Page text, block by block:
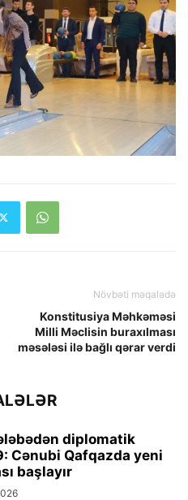
Növbəti məqalədə
Konstitusiya Məhkəməsi
Milli Məclisin buraxılması
məsələsi ilə bağlı qərar verdi
diplomatik
Cənubi Qafqazda yeni
başlayır